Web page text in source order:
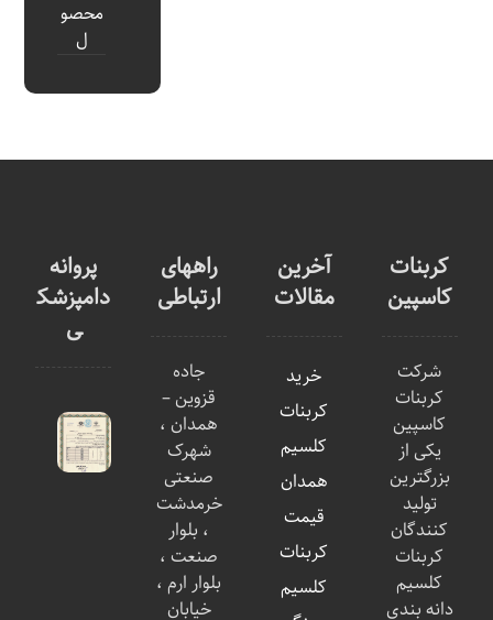
محصو
ل
کربنات
کاسپین
شرکت
کربنات
کاسپین
یکی از
بزرگترین
تولید
کنندگان
کربنات
کلسیم
دانه بندی
آخرین
مقالات
خرید
کربنات
کلسیم
همدان
قیمت
کربنات
کلسیم
راههای
ارتباطی
جاده
قزوین –
همدان ،
شهرک
صنعتی
خرمدشت
، بلوار
صنعت ،
بلوار ارم ،
خیابان
پروانه
دامپزشک
ی